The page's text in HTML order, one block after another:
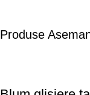
Produse